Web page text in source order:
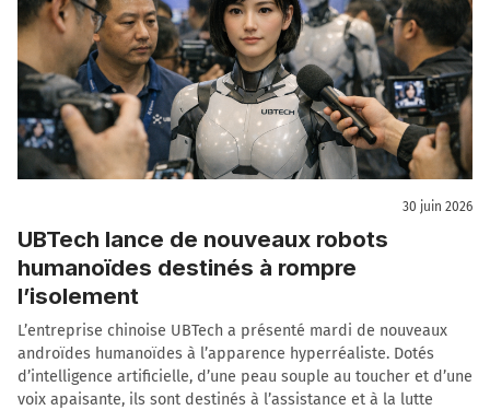
30 juin 2026
UBTech lance de nouveaux robots
humanoïdes destinés à rompre
l’isolement
L’entreprise chinoise UBTech a présenté mardi de nouveaux
androïdes humanoïdes à l’apparence hyperréaliste. Dotés
d’intelligence artificielle, d’une peau souple au toucher et d’une
voix apaisante, ils sont destinés à l’assistance et à la lutte